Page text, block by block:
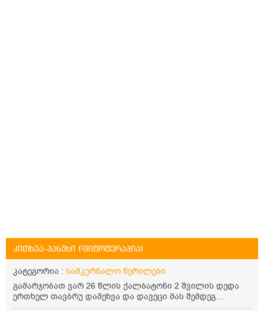
კითხვა-პასუხი (ფიტოტერაპია)
კატეგორია : სამკურნალო წერილები
გამარჯობათ ვარ 26 წლის ქალბატონი 2 შვილის დედა
ერთხელ თავბრუ დამეხვა და დავეცი მას შემდეგ
დამეწყო შიშები ვეღარ გავდიოდი გარეთ რადგან ისევ